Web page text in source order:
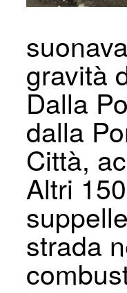
gravità
Dalla
dalla
Città,
Altri
strada